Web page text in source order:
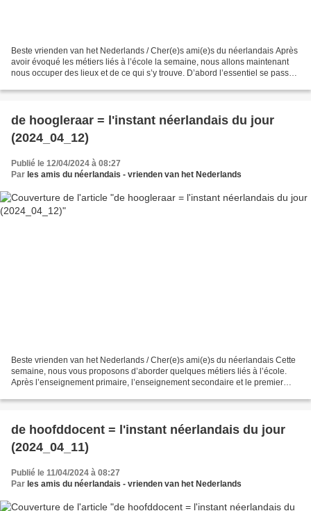
Beste vrienden van het Nederlands / Cher(e)s ami(e)s du néerlandais Après
avoir évoqué les métiers liés à l’école la semaine, nous allons maintenant
nous occuper des lieux et de ce qui s’y trouve. D’abord l’essentiel se passe
de hoogleraar = l'instant néerlandais du jour
(2024_04_12)
Publié le 12/04/2024 à 08:27
Par les amis du néerlandais - vrienden van het Nederlands
Beste vrienden van het Nederlands / Cher(e)s ami(e)s du néerlandais Cette
semaine, nous vous proposons d’aborder quelques métiers liés à l’école.
Après l’enseignement primaire, l’enseignement secondaire et le premier
de hoofddocent = l'instant néerlandais du jour
(2024_04_11)
Publié le 11/04/2024 à 08:27
Par les amis du néerlandais - vrienden van het Nederlands